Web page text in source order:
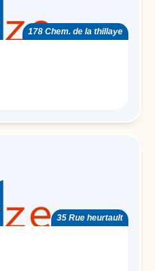
178 Chem. de la thillaye
35 Rue heurtault